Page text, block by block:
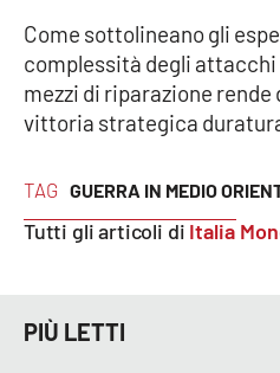
TAG GUERRA IN MEDIO
Tutti gli articoli di Italia
Come sottolineano gli
complessità degli attacchi
mezzi di riparazione
vittoria strategica
PIÙ LETTI